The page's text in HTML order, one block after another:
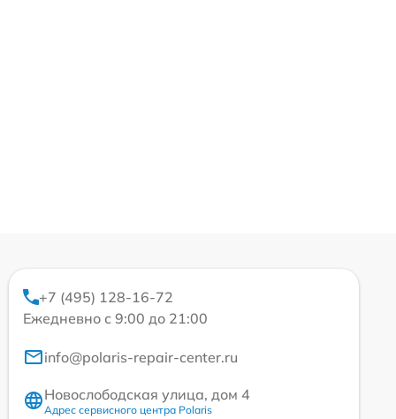
+7 (495) 128-16-72
Ежедневно с 9:00 до 21:00
info@polaris-repair-center.ru
Новослободская улица, дом 4
Адрес сервисного центра Polaris